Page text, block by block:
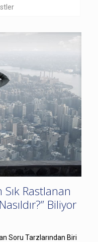
Sık Rastlanan
Biliyor
Soru Tarzlarından Biri